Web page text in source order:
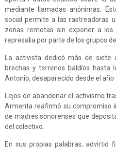
mediante llamadas anónimas.
social permite a las rastreadoras
zonas remotas sin exponer a
represalia por parte de los grupos
La activista dedicó más de siete
brechas y terrenos baldíos hasta
Antonio, desaparecido desde el año
Lejos de abandonar el activismo
Armenta reafirmó su compromiso
de madres sonorenses que
del colectivo.
En sus propias palabras, advirtió